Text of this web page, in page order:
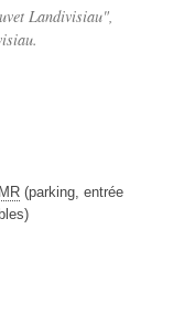
Landivisiau",
(parking, entrée